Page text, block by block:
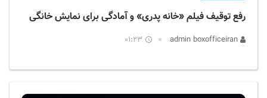
رفع توقیف فیلم «خانه پدری» و آمادگی برای نمایش خانگی
01:23